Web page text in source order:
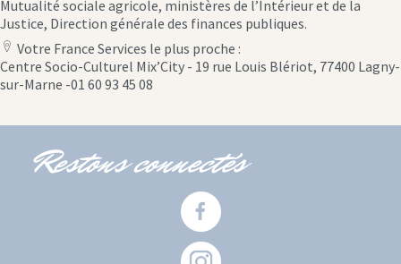
Mutualité sociale agricole, ministères de l’Intérieur et de la
Justice, Direction générale des finances publiques.
location
icon
Votre France Services le plus proche :
Centre Socio-Culturel Mix’City - 19 rue Louis Blériot, 77400 Lagny-
sur-Marne -01 60 93 45 08
Restons connectés